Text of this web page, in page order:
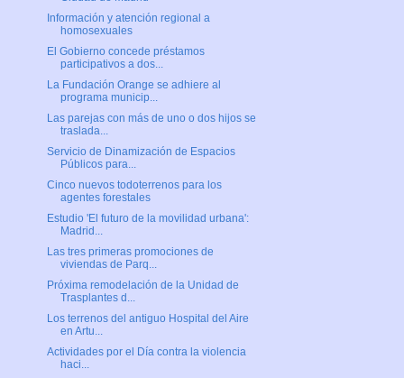
Información y atención regional a
homosexuales
El Gobierno concede préstamos
participativos a dos...
La Fundación Orange se adhiere al
programa municip...
Las parejas con más de uno o dos hijos se
traslada...
Servicio de Dinamización de Espacios
Públicos para...
Cinco nuevos todoterrenos para los
agentes forestales
Estudio 'El futuro de la movilidad urbana':
Madrid...
Las tres primeras promociones de
viviendas de Parq...
Próxima remodelación de la Unidad de
Trasplantes d...
Los terrenos del antiguo Hospital del Aire
en Artu...
Actividades por el Día contra la violencia
haci...